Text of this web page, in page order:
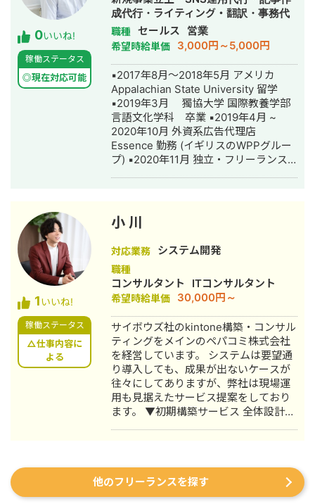
データ連携の開発、 コールセンター業
務支援システムの導入を担当しまし
た。 2022年6月～12月まではアビーム
コンサルティング株式会社にて シニア
コンサルタントとして化学素材メーカ
ーへのSalesforce改修プロジェクトへ
参画し システム全体のアーキテクチャ
やデータ連携方式の構想策定を担当し
ました。 現在はITコンサルタントとし
て独立し、 Salesforceを利用したコー
ルセンター業務改善案件に従事してお
ります。
0いいね!
稼働ステータス
◎現在対応可能
成代行・ライティング・翻訳・事務代
行・動画制作・動画編集・営業代行
職種 セールス 営業
希望時給単価 3,000円～5,000円
▪️2017年8月〜2018年5月 アメリカ
Appalachian State University 留学
▪️2019年3月 獨協大学 国際教養学部
言語文化学科 卒業 ▪️2019年4月 ~
2020年10月 外資系広告代理店
Essence 勤務 (イギリスのWPPグルー
プ) ▪️2020年11月 独立・フリーランス
告品質チェック ▪️2021年5月〜2023年
8月 - 個別指導塾を買収→経営→売却 -
ジムまとめサイトの営業〜サイト制作
- SES営業 ▪️2023年9月〜現在 新規事
業(宅配買取事業)立ち上げの案件に事業
責任者として参画し、現在運営中
1いいね!
稼働ステータス
△仕事内容に
よる
小 川
対応業務 システム開発
職種
コンサルタント ITコンサルタント
希望時給単価 30,000円～
サイボウズ社のkintone構築・コンサル
ティングをメインのペパコミ株式会社
を経営しています。 システムは要望通
り導入しても、成果が出ないケースが
往々にしてありますが、弊社は現場運
用も見据えたサービス提案をしており
ます。 ▼初期構築サービス 全体設計と
ート・インハウス化(内製化)の支援を行
うサービスです。 激動の現代社会にお
いて、常時システム改修の外部委託は
他のフリーランスを探す